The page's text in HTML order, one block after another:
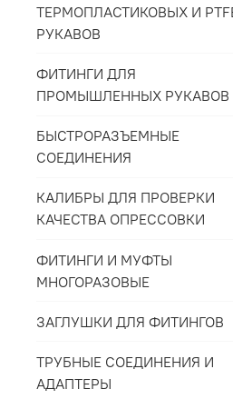
ТЕРМОПЛАСТИКОВЫХ И
РУКАВОВ
ФИТИНГИ ДЛЯ
ПРОМЫШЛЕННЫХ РУКАВОВ
БЫСТРОРАЗЪЕМНЫЕ
СОЕДИНЕНИЯ
КАЛИБРЫ ДЛЯ ПРОВЕРКИ
КАЧЕСТВА ОПРЕССОВКИ
ФИТИНГИ И МУФТЫ
МНОГОРАЗОВЫЕ
ЗАГЛУШКИ ДЛЯ ФИТИНГОВ
ТРУБНЫЕ СОЕДИНЕНИЯ И
АДАПТЕРЫ